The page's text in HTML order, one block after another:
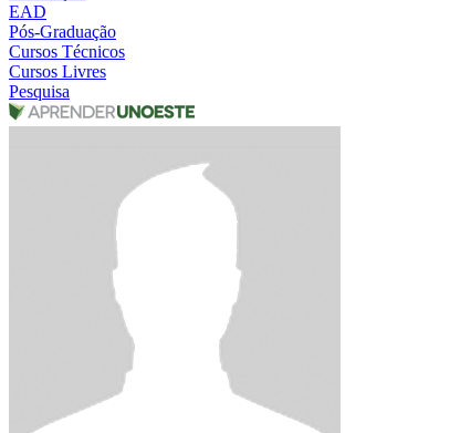
EAD
Pós-Graduação
Cursos Técnicos
Cursos Livres
Pesquisa